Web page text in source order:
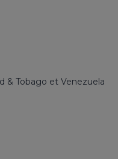
& Tobago et Venezuela